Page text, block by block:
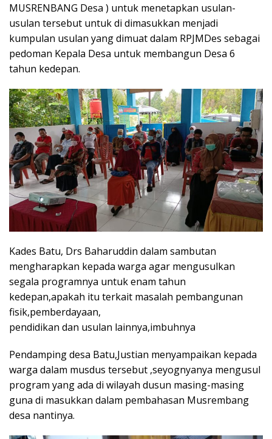
MUSRENBANG Desa ) untuk menetapkan usulan-
usulan tersebut untuk di dimasukkan menjadi
kumpulan usulan yang dimuat dalam RPJMDes sebagai
pedoman Kepala Desa untuk membangun Desa 6
tahun kedepan.
Kades Batu, Drs Baharuddin dalam sambutan
mengharapkan kepada warga agar mengusulkan
segala programnya untuk enam tahun
kedepan,apakah itu terkait masalah pembangunan
fisik,pemberdayaan,
pendidikan dan usulan lainnya,imbuhnya
Pendamping desa Batu,Justian menyampaikan kepada
warga dalam musdus tersebut ,seyognyanya mengusul
program yang ada di wilayah dusun masing-masing
guna di masukkan dalam pembahasan Musrembang
desa nantinya.